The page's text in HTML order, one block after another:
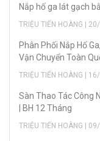
Nắp hố ga lát gạch
TRIỆU TIẾN HOÀNG |
Phân Phối Nắp Hố
Vận Chuyển Toàn
TRIỆU TIẾN HOÀNG |
Sàn Thao Tác Công
| BH 12 Tháng
TRIỆU TIẾN HOÀNG |